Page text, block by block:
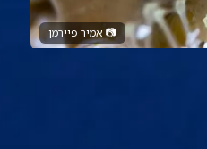
📷 אמיר פיירמן